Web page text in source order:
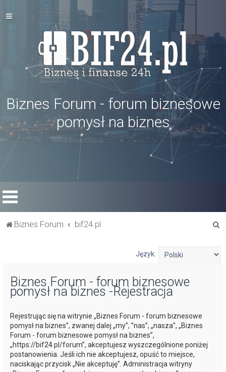
Biznes Forum - forum biznesowe
pomysł na biznes
Biznes Forum bif24.pl
Język:
Biznes Forum - forum biznesowe
pomysł na biznes -Rejestracja
Rejestrując się na witrynie „Biznes Forum - forum biznesowe
pomysł na biznes”, zwanej dalej „my”, ”nas”, „nasza”, „Biznes
Forum - forum biznesowe pomysł na biznes”,
„https://bif24.pl/forum”, akceptujesz wyszczególnione poniżej
postanowienia. Jeśli ich nie akceptujesz, opuść to miejsce,
naciskając przycisk „Nie akceptuję”. Administracja witryny